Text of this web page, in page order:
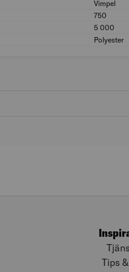
Vimpel
750
5 000
Polyester
Tips